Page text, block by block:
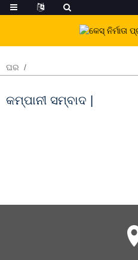
ଘର
କମ୍ପାନୀ ସମ୍ବାଦ |